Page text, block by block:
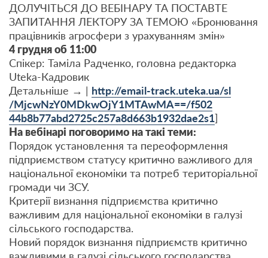
ДОЛУЧІТЬСЯ ДО ВЕБІНАРУ ТА ПОСТАВТЕ
ЗАПИТАННЯ ЛЕКТОРУ ЗА ТЕМОЮ «Бронювання
працівників агросфери з урахуванням змін»
4 грудня об 11:00
Спікер: Таміла Радченко, головна редакторка
Uteka-Кадровик
Детальніше → | http://email-track.uteka.ua/sl
/MjcwNzY0MDkwOjY1MTAwMA==/f502
44b8b77abd2725c257a8d663b1932dae2s1]
На вебінарі поговоримо на такі теми:
Порядок установлення та переоформлення
підприємством статусу критично важливого для
національної економіки та потреб територіальної
громади чи ЗСУ.
Критерії визнання підприємства критично
важливим для національної економіки в галузі
сільського господарства.
Новий порядок визнання підприємств критично